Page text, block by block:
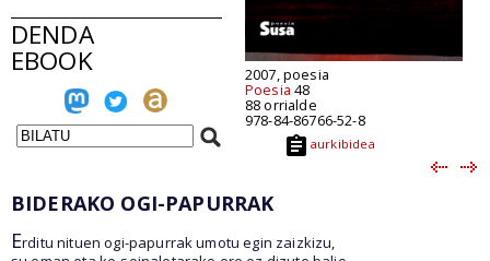
DENDA
EBOOK 2007, poesia
Poesia 48
88 orrialde
978-84-86766-52-8
aurkibidea
BIDERAKO OGI-PAPURRAK
Erditu nituen ogi-papurrak umotu egin zaizkizu,